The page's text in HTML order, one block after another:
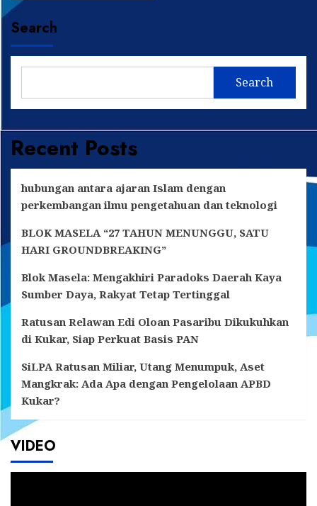
Serukan
Pasca
MK
Search
Search
Recent Posts
hubungan antara ajaran Islam dengan
perkembangan ilmu pengetahuan dan teknologi
BLOK MASELA “27 TAHUN MENUNGGU, SATU
HARI GROUNDBREAKING”
Blok Masela: Mengakhiri Paradoks Daerah Kaya
Sumber Daya, Rakyat Tetap Tertinggal
Ratusan Relawan Edi Oloan Pasaribu Dikukuhkan
di Kukar, Siap Perkuat Basis PAN
SiLPA Ratusan Miliar, Utang Menumpuk, Aset
Mangkrak: Ada Apa dengan Pengelolaan APBD
Kukar?
VIDEO